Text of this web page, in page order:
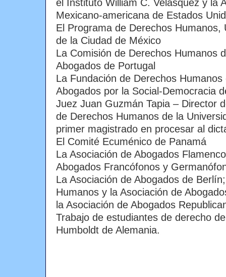
el Instituto William C. Velásquez y la
Mexicano-americana de Estados
El Programa de Derechos Humanos,
de la Ciudad de México
La Comisión de Derechos Humanos
Abogados de Portugal
La Fundación de Derechos
Abogados por la Social-Democracia
Juez Juan Guzmán Tapia – Director
de Derechos Humanos de la
primer magistrado en procesar al
El Comité Ecuménico de Panamá
La Asociación de Abogados
Abogados Francófonos y
La Asociación de Abogados de
Humanos y la Asociación de
la Asociación de Abogados
Trabajo de estudiantes de derecho
Humboldt de Alemania.